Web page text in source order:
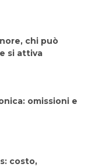
chi può
si attiva
omissioni e
costo,